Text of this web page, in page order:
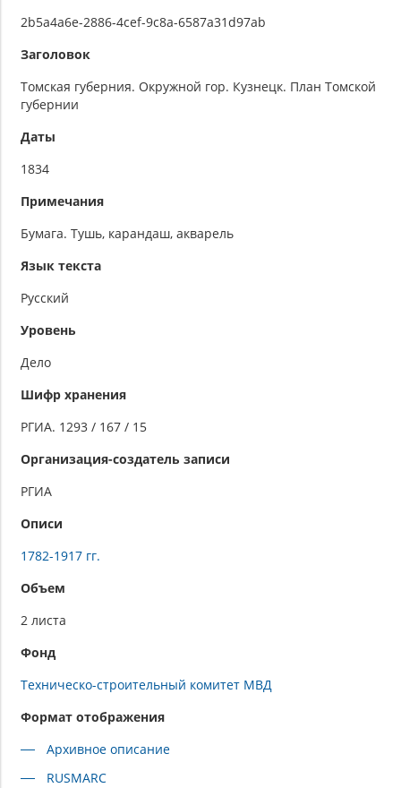
2b5a4a6e-2886-4cef-9c8a-6587a31d97ab
Заголовок
Томская губерния. Окружной гор. Кузнецк. План Томской
губернии
Даты
1834
Примечания
Бумага. Тушь, карандаш, акварель
Язык текста
Русский
Уровень
Дело
Шифр хранения
РГИА. 1293 / 167 / 15
Организация-создатель записи
РГИА
Описи
1782-1917 гг.
Объем
2 листа
Фонд
Техническо-строительный комитет МВД
Формат отображения
Архивное описание
RUSMARC